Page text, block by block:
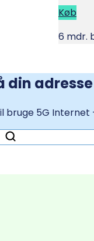
Køb
6 mdr.
din adresse
bruge 5G